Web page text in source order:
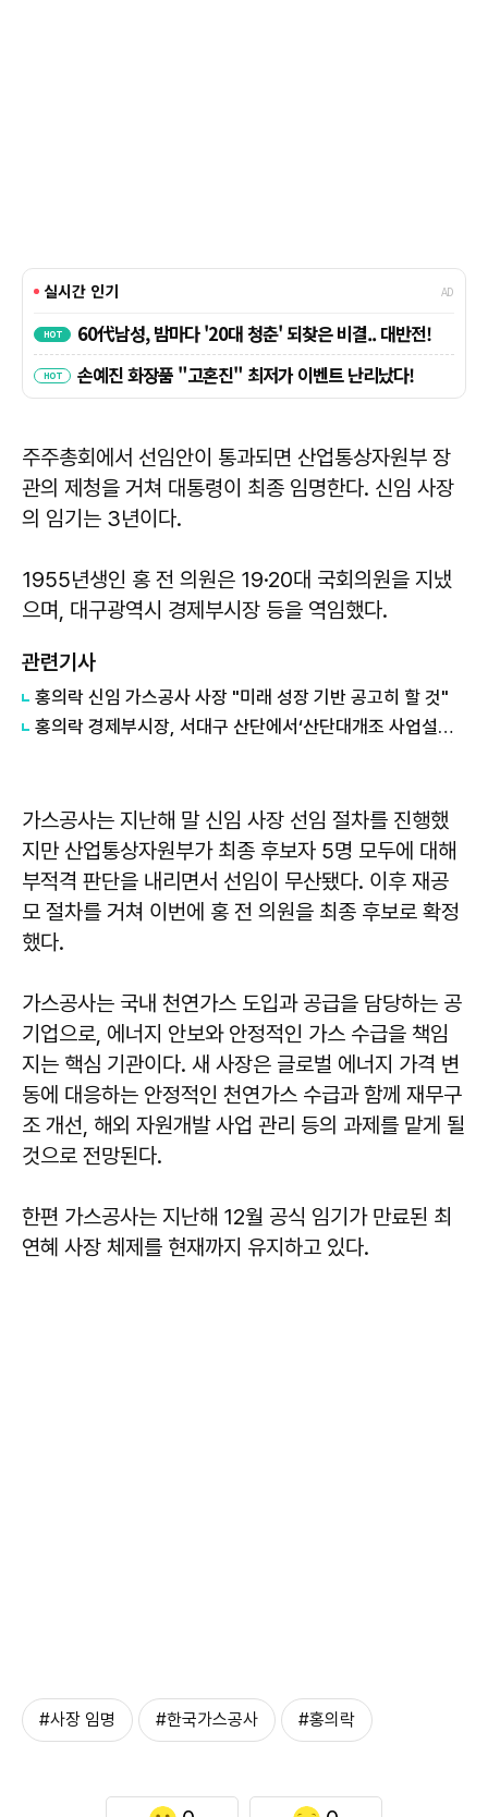
주주총회에서 선임안이 통과되면 산업통상자원부 장
관의 제청을 거쳐 대통령이 최종 임명한다. 신임 사장
의 임기는 3년이다.
1955년생인 홍 전 의원은 19·20대 국회의원을 지냈
으며, 대구광역시 경제부시장 등을 역임했다.
관련기사
​​​​​​​홍의락 신임 가스공사 사장 "미래 성장 기반 공고히 할 것"
홍의락 경제부시장, 서대구 산단에서‘산단대개조 사업설명회’ 참석
가스공사는 지난해 말 신임 사장 선임 절차를 진행했
지만 산업통상자원부가 최종 후보자 5명 모두에 대해
부적격 판단을 내리면서 선임이 무산됐다. 이후 재공
모 절차를 거쳐 이번에 홍 전 의원을 최종 후보로 확정
했다.
가스공사는 국내 천연가스 도입과 공급을 담당하는 공
기업으로, 에너지 안보와 안정적인 가스 수급을 책임
지는 핵심 기관이다. 새 사장은 글로벌 에너지 가격 변
동에 대응하는 안정적인 천연가스 수급과 함께 재무구
조 개선, 해외 자원개발 사업 관리 등의 과제를 맡게 될
것으로 전망된다.
한편 가스공사는 지난해 12월 공식 임기가 만료된 최
연혜 사장 체제를 현재까지 유지하고 있다.
#사장 임명 #한국가스공사 #홍의락